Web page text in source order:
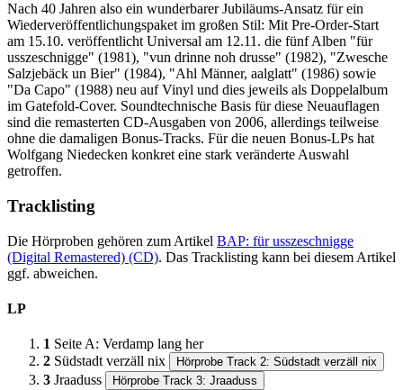
Nach 40 Jahren also ein wunderbarer Jubiläums-Ansatz für ein
Wiederveröffentlichungspaket im großen Stil: Mit Pre-Order-Start
am 15.10. veröffentlicht Universal am 12.11. die fünf Alben "für
usszeschnigge" (1981), "vun drinne noh drusse" (1982), "Zwesche
Salzjebäck un Bier" (1984), "Ahl Männer, aalglatt" (1986) sowie
"Da Capo" (1988) neu auf Vinyl und dies jeweils als Doppelalbum
im Gatefold-Cover. Soundtechnische Basis für diese Neuauflagen
sind die remasterten CD-Ausgaben von 2006, allerdings teilweise
ohne die damaligen Bonus-Tracks. Für die neuen Bonus-LPs hat
Wolfgang Niedecken konkret eine stark veränderte Auswahl
getroffen.
Tracklisting
Die Hörproben gehören zum Artikel BAP: für usszeschnigge
(Digital Remastered) (CD). Das Tracklisting kann bei diesem Artikel
ggf. abweichen.
LP
1 Seite A: Verdamp lang her
2 Südstadt verzäll nix Hörprobe Track 2: Südstadt verzäll nix
3 Jraaduss Hörprobe Track 3: Jraaduss